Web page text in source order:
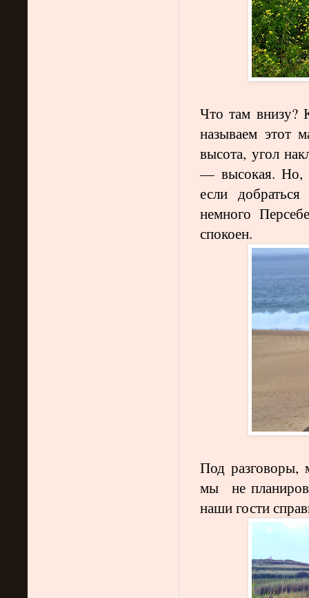
Что там
называем этот
высота, угол
— высокая. Но,
если
немного
спокоен.
Под разговоры,
мы не
наши гости